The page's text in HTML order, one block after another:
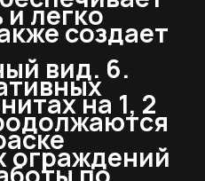
легко
создает
вид. 6.
на 1, 2
ограждений